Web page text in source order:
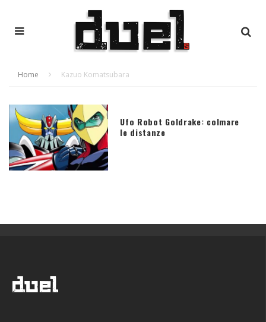
Home Kazuo Komatsubara
Ufo Robot Goldrake: colmare
le distanze